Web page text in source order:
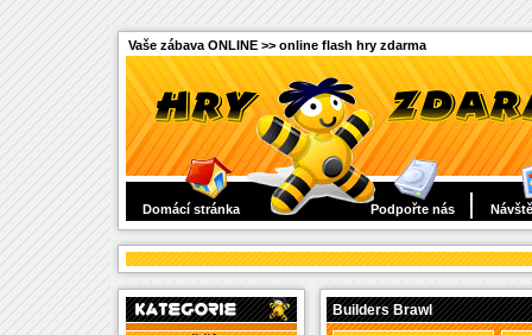
Vaše zábava ONLINE >> online flash hry zdarma
Domácí stránka Podpořte nás
Builders Brawl